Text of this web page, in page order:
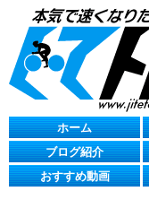
ホーム
ブログ紹介
おすすめ動画